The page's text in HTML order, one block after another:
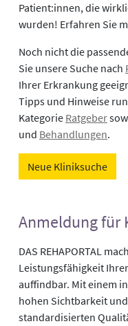
Patient:innen, die
wurden! Erfahren Sie
Noch nicht die
Sie unsere Suche nach
Ihrer Erkrankung
Tipps und Hinweise
Kategorie Ratgeber
und Behandlungen.
Neue Kliniksuche
Anmeldung für
DAS REHAPORTAL
Leistungsfähigkeit
auffindbar. Mit einem
hohen Sichtbarkeit
standardisierten